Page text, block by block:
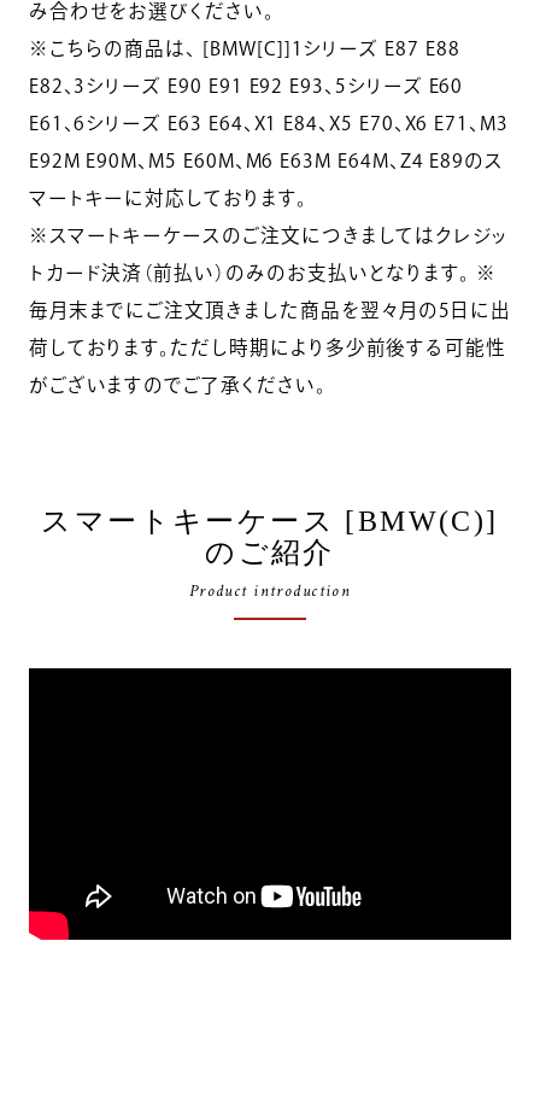
み合わせをお選びください。
※こちらの商品は、 [BMW[C]]1シリーズ E87 E88
E82、3シリーズ E90 E91 E92 E93、5シリーズ E60
E61、6シリーズ E63 E64、X1 E84、X5 E70、X6 E71、M3
E92M E90M、M5 E60M、M6 E63M E64M、Z4 E89のス
マートキーに対応しております。
※スマートキーケースのご注文につきましてはクレジッ
トカード決済（前払い）のみのお支払いとなります。 ※
毎月末までにご注文頂きました商品を翌々月の5日に出
荷しております。ただし時期により多少前後する可能性
がございますのでご了承ください。
スマートキーケース [BMW(C)]
のご紹介
Product introduction